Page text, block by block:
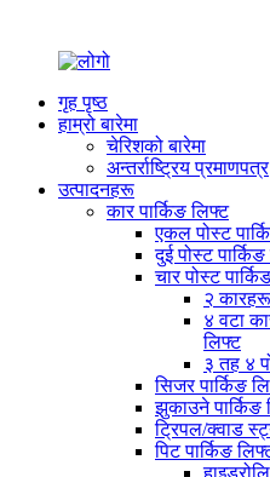
गृह पृष्ठ
हाम्रो बारेमा
चेरिशको बारेमा
अन्तर्राष्ट्रिय प्रमाणपत्र
उत्पादनहरू
कार पार्किङ लिफ्ट
एकल पोस्ट
दुई पोस्ट
चार पोस्ट
२
४ वटा
लिफ्ट
३ तह ४
सिजर पार्किङ
झुकाउने पार्किङ
ट्रिपल/क्वाड
पिट पार्किङ